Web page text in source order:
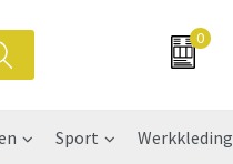
0
Sport Werkkleding